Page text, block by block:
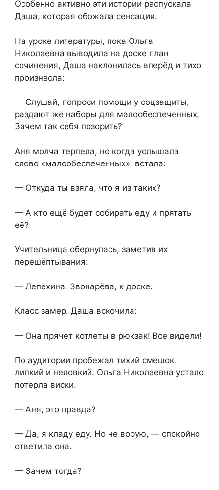
Особенно активно эти истории распускала
Даша, которая обожала сенсации.
На уроке литературы, пока Ольга
Николаевна выводила на доске план
сочинения, Даша наклонилась вперёд и тихо
произнесла:
— Слушай, попроси помощи у соцзащиты,
раздают же наборы для малообеспеченных.
Зачем так себя позорить?
Аня молча терпела, но когда услышала
слово «малообеспеченных», встала:
— Откуда ты взяла, что я из таких?
— А кто ещё будет собирать еду и прятать
её?
Учительница обернулась, заметив их
перешёптывания:
— Лепёхина, Звонарёва, к доске.
Класс замер. Даша вскочила:
— Она прячет котлеты в рюкзак! Все видели!
По аудитории пробежал тихий смешок,
липкий и неловкий. Ольга Николаевна устало
потерла виски.
— Аня, это правда?
— Да, я кладу еду. Но не ворую, — спокойно
ответила она.
— Зачем тогда?